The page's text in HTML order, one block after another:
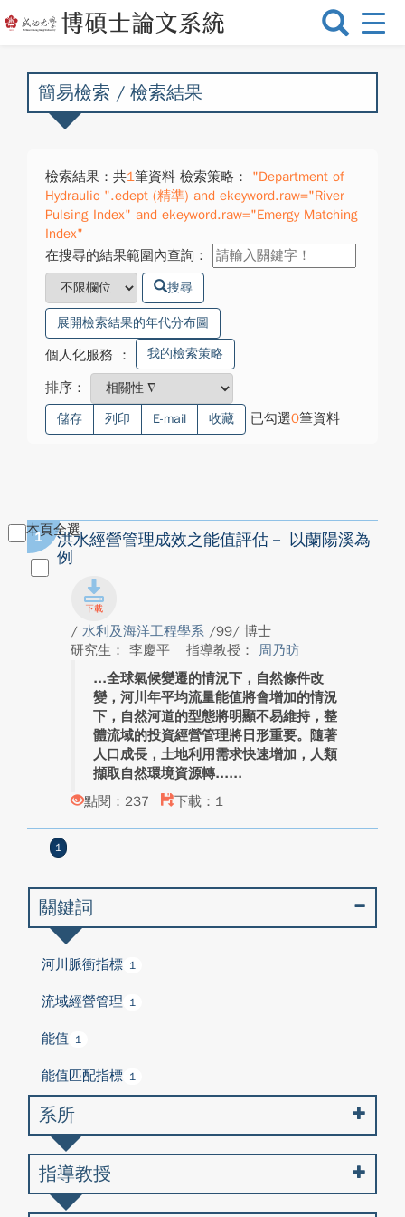
選
換
簡易檢索 / 檢索結果
檢索結果：共1筆資料 檢索策略：
"Department of
Hydraulic ".edept (精準) and ekeyword.raw="River
Pulsing Index" and ekeyword.raw="Emergy Matching
Index"
在搜尋的結果範圍內查詢：
搜尋
展開檢索結果的年代分布圖
個人化服務 ： 我的檢索策略
排序：
儲存 列印 E-mail 收藏 已勾選0筆資料
本頁全選
1
洪水經營管理成效之能值評估－ 以蘭陽溪為
例
/ 水利及海洋工程學系 /99/ 博士
研究生： 李慶平
指導教授： 周乃昉
全球氣候變遷的情況下，自然條件改
變，河川年平均流量能值將會增加的情況
下，自然河道的型態將明顯不易維持，整
體流域的投資經營管理將日形重要。隨著
人口成長，土地利用需求快速增加，人類
擷取自然環境資源轉...
點閱：237
下載：1
1
關鍵詞
河川脈衝指標 1
流域經營管理 1
能值 1
能值匹配指標 1
系所
指導教授